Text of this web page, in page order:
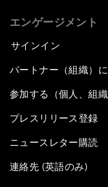
エンゲージメント
サインイン
パートナー（組織）
参加する（個人、組織
プレスリリース登録
ニュースレター購読
連絡先 (英語のみ)